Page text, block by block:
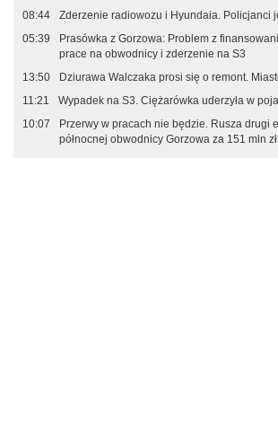
08:44
Zderzenie radiowozu i Hyundaia. Policjanci
05:39
Prasówka z Gorzowa: Problem z
prace na obwodnicy i zderzenie na S3
13:50
Dziurawa Walczaka prosi się o remont.
11:21
Wypadek na S3. Ciężarówka uderzyła w
10:07
Przerwy w pracach nie będzie. Rusza drugi
północnej obwodnicy Gorzowa za 151 mln zł